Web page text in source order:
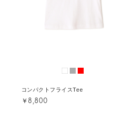
コンパクトフライスTee
￥8,800